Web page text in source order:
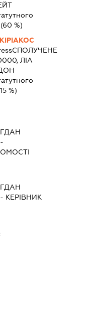
(60 %)
СПОЛУЧЕНЕ
ЛІА
%)
-
- КЕРІВНИК